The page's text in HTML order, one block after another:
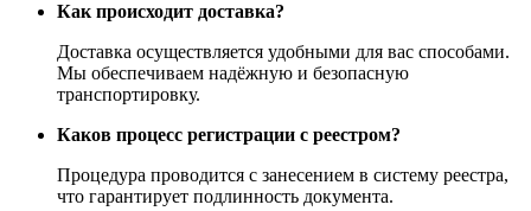
Как происходит доставка?
Доставка осуществляется удобными для вас способами.
Мы обеспечиваем надёжную и безопасную
транспортировку.
Каков процесс регистрации с реестром?
Процедура проводится с занесением в систему реестра,
что гарантирует подлинность документа.